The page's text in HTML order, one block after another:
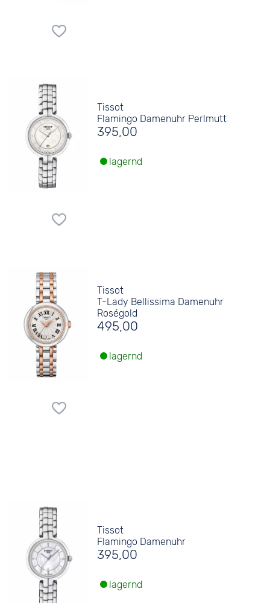
Tissot
Flamingo Damenuhr Perlmutt
395,00
lagernd
Tissot
T-Lady Bellissima Damenuhr
Roségold
495,00
lagernd
Tissot
Flamingo Damenuhr
395,00
lagernd